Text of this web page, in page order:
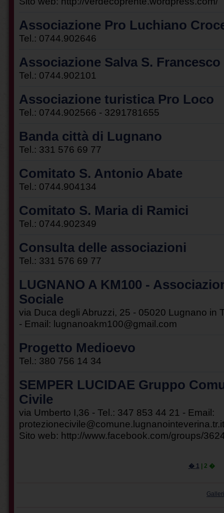
Associazione Pro Luchiano
Tel.: 0744.902646
Associazione Salva S. Francesco
Tel.: 0744.902101
Associazione turistica Pro Loco
Tel.: 0744.902566 - 3291781655
Banda città di Lugnano
Tel.: 331 576 69 77
Comitato S. Antonio Abate
Tel.: 0744.904134
Comitato S. Maria di Ramici
Tel.: 0744.902349
Consulta delle associazioni
Tel.: 331 576 69 77
LUGNANO A KM100 -
Sociale
via Duca degli Abruzzi, 25 - 05020 Lugnano in
- Email: lugnanoakm100@gmail.com
Progetto Medioevo
Tel.: 380 756 14 34
SEMPER LUCIDAE Gruppo
Civile
via Umberto I,36 - Tel.: 347 853 44 21 - Email:
protezionecivile@comune.lugnanointeverina.tr.it
Sito web: http://www.facebook.com/groups/
� 1 | 2 �